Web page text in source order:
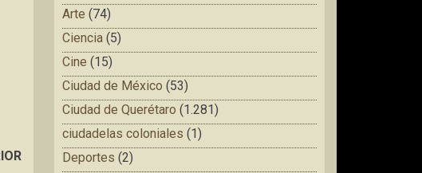
Arte (74)
Ciencia (5)
Cine (15)
Ciudad de México (53)
Ciudad de Querétaro (1.281)
ciudadelas coloniales (1)
Deportes (2)